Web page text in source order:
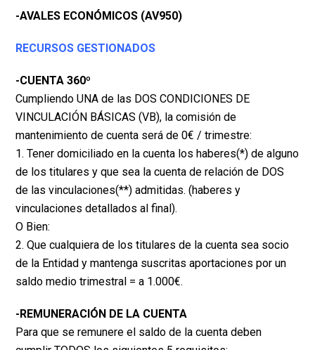
-AVALES ECONÓMICOS (AV950)
RECURSOS GESTIONADOS
-CUENTA 360º
Cumpliendo UNA de las DOS CONDICIONES DE
VINCULACIÓN BÁSICAS (VB), la comisión de
mantenimiento de cuenta será de 0€ / trimestre:
1. Tener domiciliado en la cuenta los haberes(*) de alguno
de los titulares y que sea la cuenta derelación de DOS
de las vinculaciones(**) admitidas. (haberes y
vinculaciones detallados al final).
O Bien:
2. Que cualquiera de los titulares de la cuenta sea socio
de la Entidad y mantenga suscritasaportaciones por un
saldo medio trimestral = a 1.000€.
-REMUNERACIÓN DE LA CUENTA
Para que se remunere el saldo de la cuenta deben